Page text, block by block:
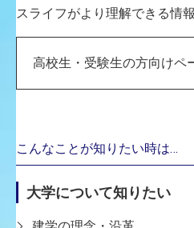
スライフがより理解できる情
高校生・受験生の方向けペ
こんなことが知りたい時は…
大学について知りたい
CAREER
主な経歴
2023年度入学までの7学科名称
アート・クラフト学科